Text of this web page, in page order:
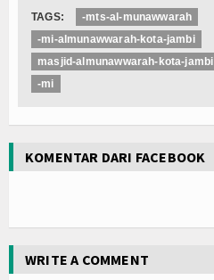
TAGS:
-mts-al-munawwarah
-mi-almunawwarah-kota-jambi
masjid-almunawwarah-kota-jambi
-mi
KOMENTAR DARI FACEBOOK
WRITE A COMMENT